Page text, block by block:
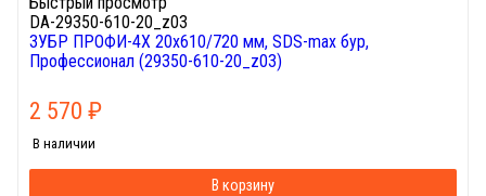
DA-29350-610-20_z03
ЗУБР ПРОФИ-4Х 20x610/720 мм, SDS-max бур,
Профессионал (29350-610-20_z03)
2 570 ₽
В наличии
В корзину